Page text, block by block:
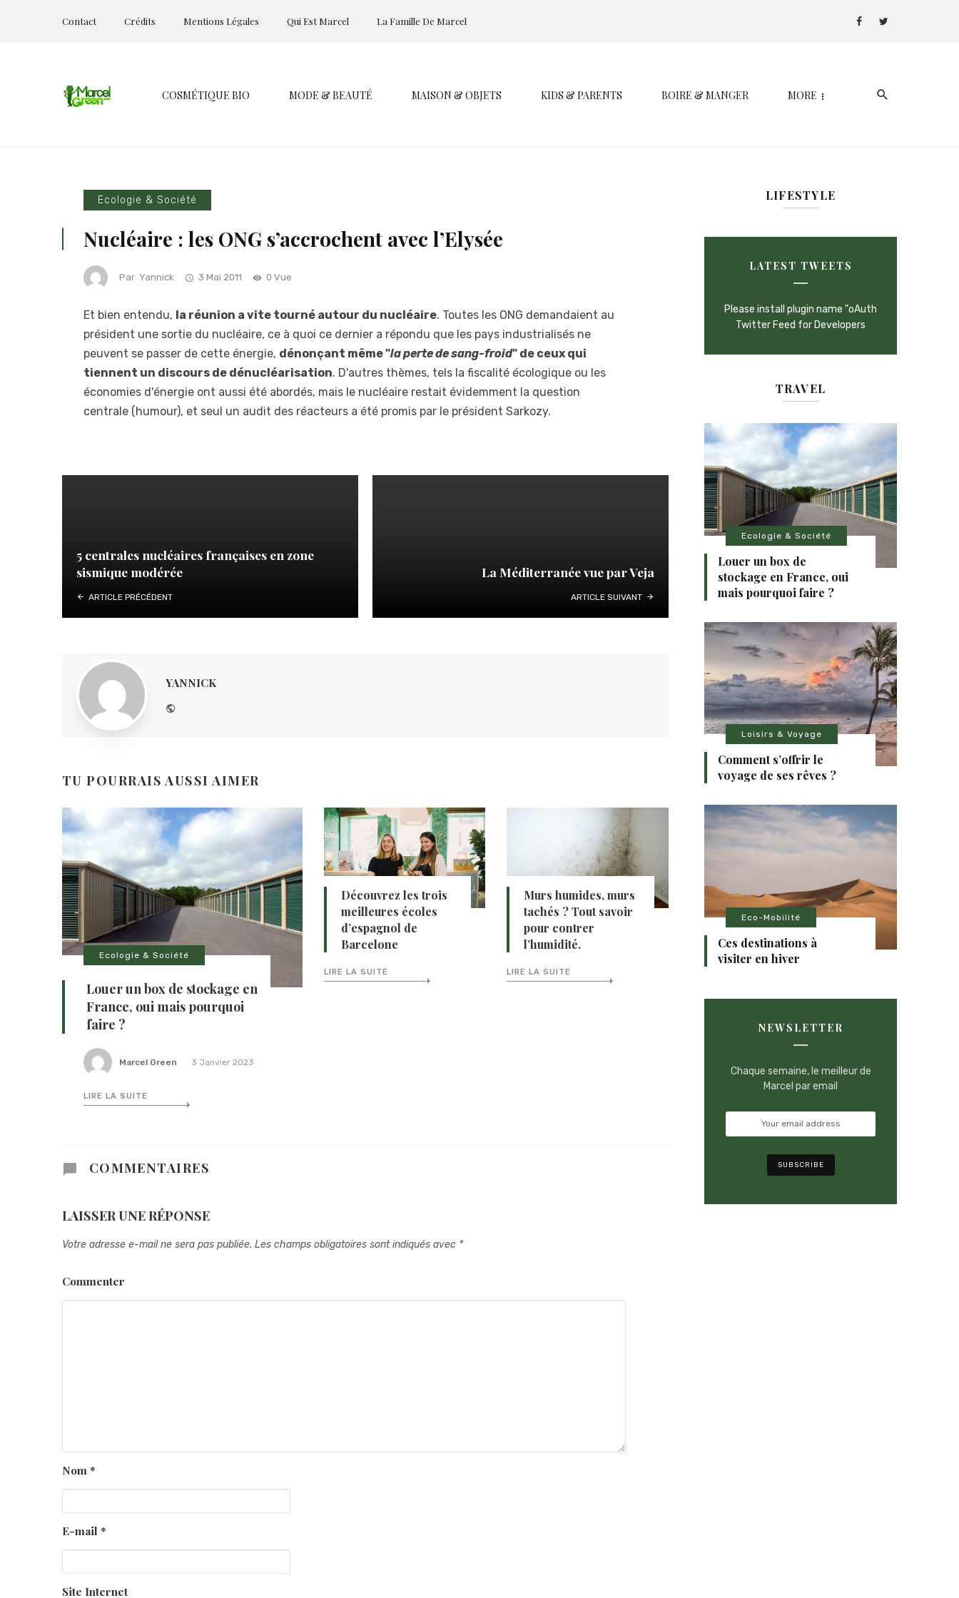
Contact Crédits Mentions Légales Qui Est Marcel La Famille De Marcel
COSMÉTIQUE BIO MODE & BEAUTÉ MAISON & OBJETS KIDS & PARENTS BOIRE & MANGER MORE
Ecologie & Société
Nucléaire : les ONG s’accrochent avec l’Elysée
Par Yannick 3 Mai 2011 0 Vue
Et bien entendu, la réunion a vite tourné autour du nucléaire. Toutes les ONG demandaient au
président une sortie du nucléaire, ce à quoi ce dernier a répondu que les pays industrialisés ne
peuvent se passer de cette énergie, dénonçant même "la perte de sang-froid" de ceux qui
tiennent un discours de dénucléarisation. D'autres thèmes, tels la fiscalité écologique ou les
économies d'énergie ont aussi été abordés, mais le nucléaire restait évidemment la question
centrale (humour), et seul un audit des réacteurs a été promis par le président Sarkozy.
5 centrales nucléaires françaises en zone
sismique modérée
ARTICLE PRÉCÉDENT
La Méditerranée vue par Veja
ARTICLE SUIVANT
YANNICK
TU POURRAIS AUSSI AIMER
Ecologie & Société
Louer un box de stockage en
France, oui mais pourquoi
faire ?
Marcel Green 3 Janvier 2023
LIRE LA SUITE
Découvrez les trois
meilleures écoles
d’espagnol de
Barcelone
LIRE LA SUITE
Murs humides, murs
tachés ? Tout savoir
pour contrer
l’humidité.
LIRE LA SUITE
COMMENTAIRES
LAISSER UNE RÉPONSE
Votre adresse e-mail ne sera pas publiée. Les champs obligatoires sont indiqués avec *
Commenter
Nom*
E-mail *
Site Internet
LIFESTYLE
LATEST TWEETS
Please install plugin name "oAuth
Twitter Feed for Developers
TRAVEL
Ecologie & Société
Louer un box de
stockage en France, oui
mais pourquoi faire ?
Loisirs & Voyage
Comment s’offrir le
voyage de ses rêves ?
Eco-Mobilité
Ces destinations à
visiter en hiver
NEWSLETTER
Chaque semaine, le meilleur de
Marcel par email